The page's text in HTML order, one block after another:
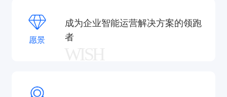
愿景
成为企业智能运营解决方案的领跑
者
WISH